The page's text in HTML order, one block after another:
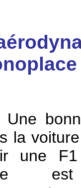
bonne
la
une F1
est